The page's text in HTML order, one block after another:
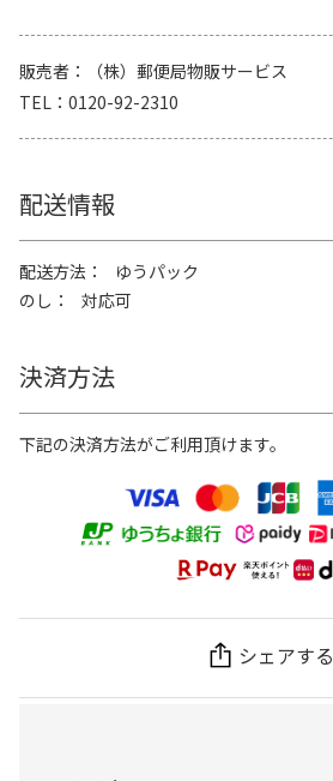
販売者
（株）郵便局物販サービス
TEL
0120-92-2310
配送情報
配送方法
ゆうパック
のし
対応可
決済方法
下記の決済方法がご利用頂けます。
シェアする